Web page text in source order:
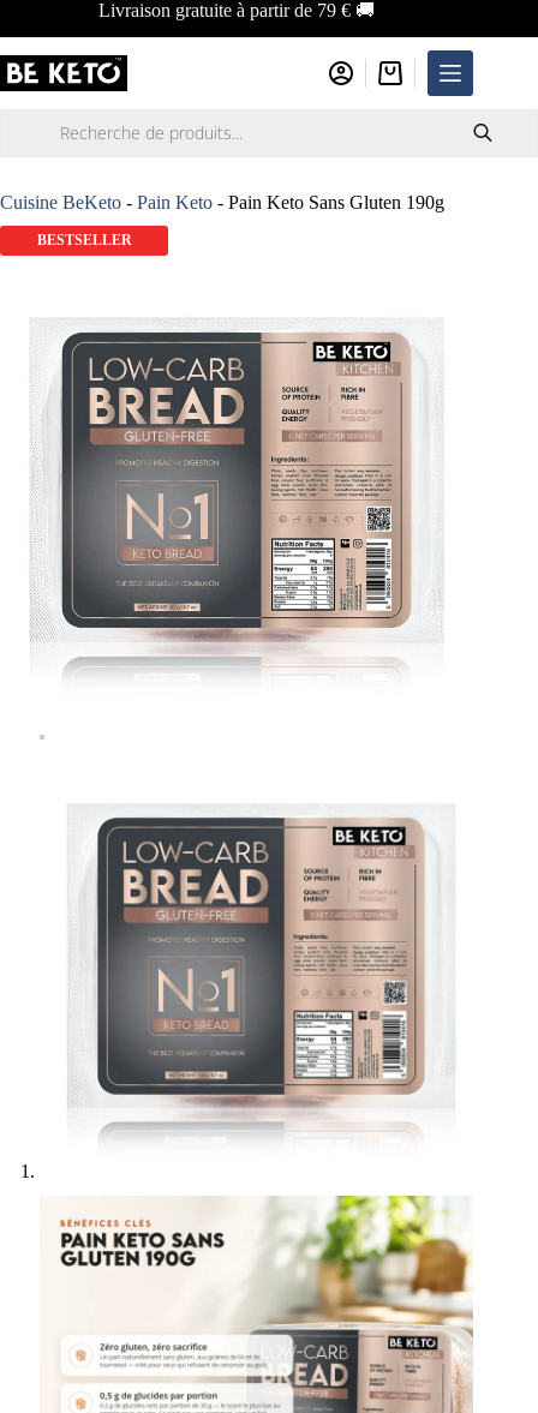
contenu
Livraison gratuite à partir de 79 € 🚚
Panier
d’achat
Cuisine BeKeto - Pain Keto - Pain Keto Sans Gluten 190g
BESTSELLER